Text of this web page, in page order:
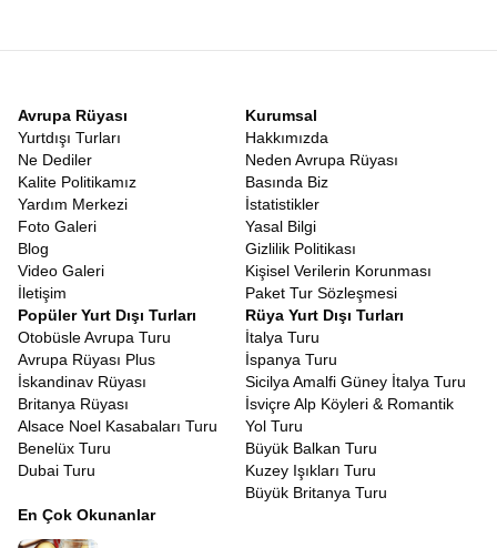
Avrupa Rüyası
Yurtdışı Turları
Ne Dediler
Kalite Politikamız
Yardım Merkezi
Foto Galeri
Blog
Video Galeri
İletişim
Kurumsal
Hakkımızda
Neden Avrupa Rüyası
Basında Biz
İstatistikler
Yasal Bilgi
Gizlilik Politikası
Kişisel Verilerin Korunması
Paket Tur Sözleşmesi
Popüler Yurt Dışı Turları
Otobüsle Avrupa Turu
Avrupa Rüyası Plus
İskandinav Rüyası
Britanya Rüyası
Alsace Noel Kasabaları Turu
Benelüx Turu
Dubai Turu
Rüya Yurt Dışı Turları
İtalya Turu
İspanya Turu
Sicilya Amalfi Güney İtalya Turu
İsviçre Alp Köyleri & Romantik
Yol Turu
Büyük Balkan Turu
Kuzey Işıkları Turu
Büyük Britanya Turu
En Çok Okunanlar